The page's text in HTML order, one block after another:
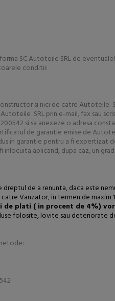
SC Autoteile SRL de
conditii:
si nici de catre Autoteile
SRL prin e-mail, fax sau
si sa anexeze o adresa
de garantie emise de
in garantie pentru a fi expertizat
aplicand, dupa caz, un
de a renunta, daca este
Vanzator, in termen de maxim
plati ( in procent de 4%)
folosite, lovite sau deteriorate